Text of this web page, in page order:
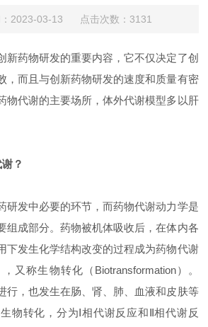
：2023-03-13 点击次数：3131
新药物研发的重要内容，它不仅决定了创
，而且与创新药物研发的速度和质量有密
物代谢的主要场所，体外代谢模型多以肝
？
研发中必要的环节，而药物代谢动力学是
组成部分。药物被机体吸收后，在体内各
下发生化学结构改变的过程成为药物代谢
，又称生物转化（Biotransformation）。
行，也发生在肠、肾、肺、血液和皮肤等
物转化，分为Ⅰ相代谢反应和Ⅱ相代谢反